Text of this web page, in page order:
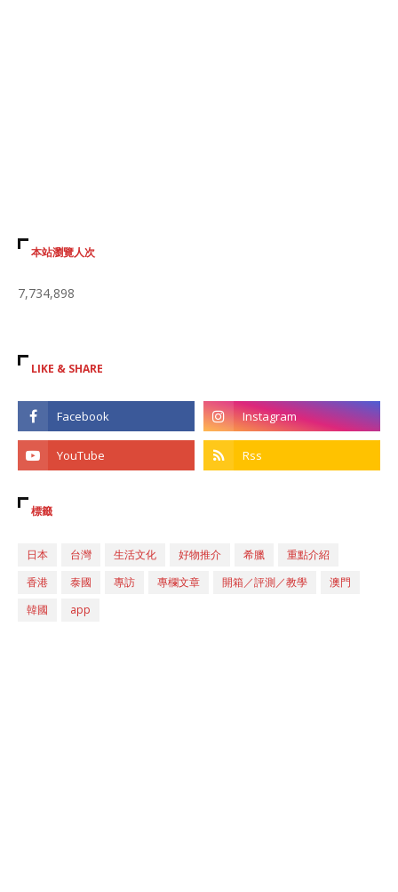
本站瀏覽人次
7,734,898
LIKE & SHARE
標籤
日本 台灣 生活文化 好物推介 希臘
重點介紹
香港
泰國 專訪 專欄文章 開箱／評測／教學
澳門
韓國
app